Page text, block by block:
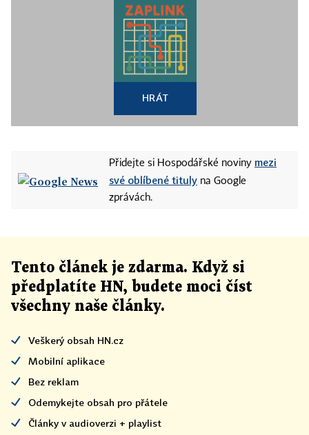
HRÁT
Přidejte si Hospodářské noviny mezi
své oblíbené tituly na Google
zprávách.
Tento článek je zdarma. Když si
předplatíte HN, budete moci číst
všechny naše články.
Veškerý obsah HN.cz
Mobilní aplikace
Bez reklam
Odemykejte obsah pro přátele
Články v audioverzi + playlist